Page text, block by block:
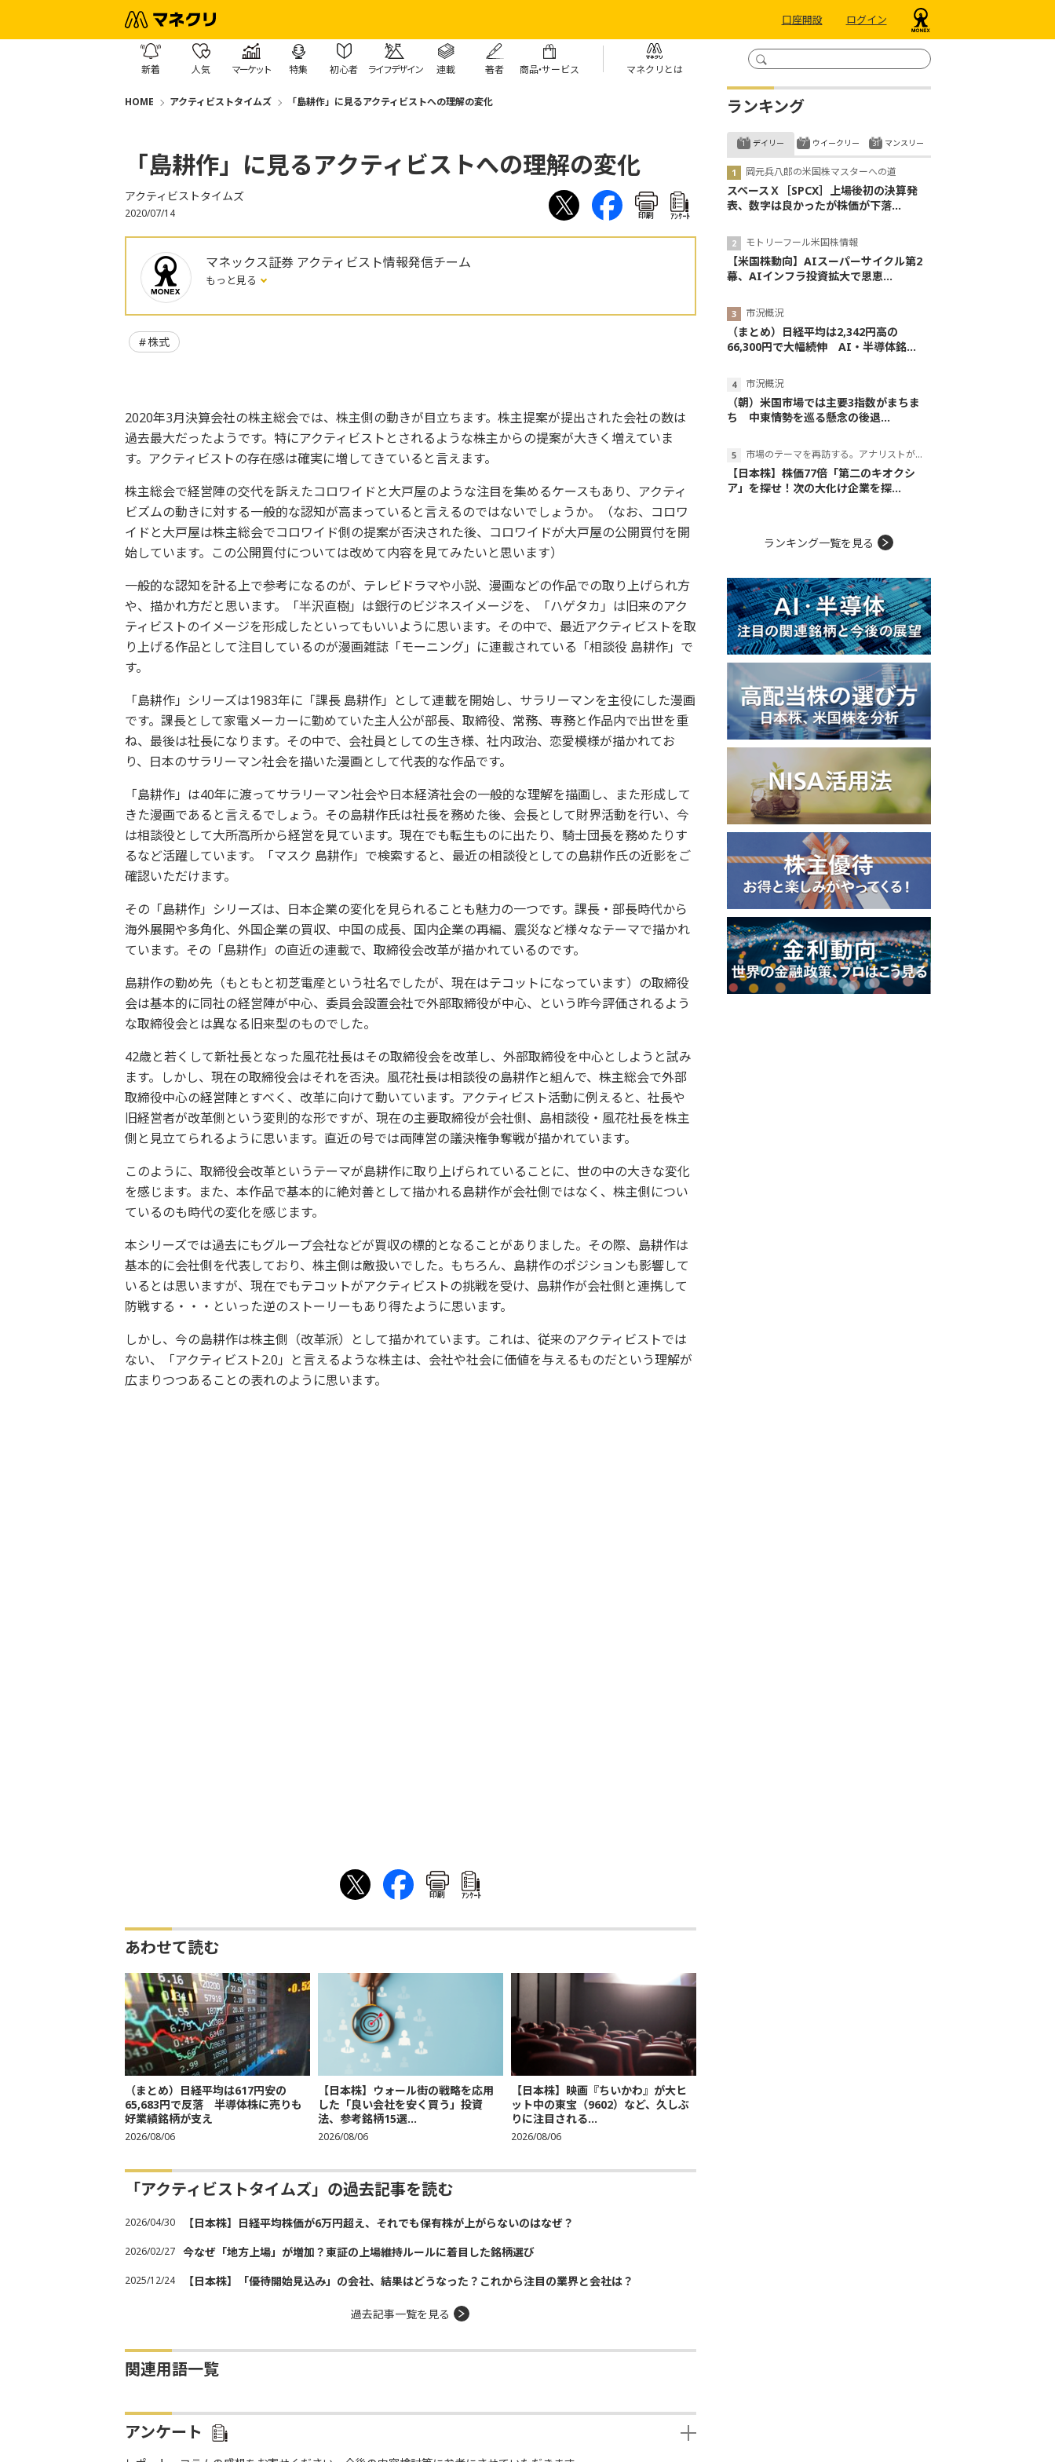
口座開設 ログイン
新着 人気 マーケット 特集 初心者 ライフデザイン 連載 著者 商品・サービス マネクリとは
HOME アクティビストタイムズ 「島耕作」に見るアクティビストへの理解の変化
「島耕作」に見るアクティビストへの理解の変化
アクティビストタイムズ
2020/07/14 印刷 ｱﾝｹｰﾄ
マネックス証券 アクティビスト情報発信チーム
もっと見る
株式
2020年3月決算会社の株主総会では、株主側の動きが目立ちます。株主提案が提出された会社の数は
過去最大だったようです。特にアクティビストとされるような株主からの提案が大きく増えていま
す。アクティビストの存在感は確実に増してきていると言えます。
株主総会で経営陣の交代を訴えたコロワイドと大戸屋のような注目を集めるケースもあり、アクティ
ビズムの動きに対する一般的な認知が高まっていると言えるのではないでしょうか。（なお、コロワ
イドと大戸屋は株主総会でコロワイド側の提案が否決された後、コロワイドが大戸屋の公開買付を開
始しています。この公開買付については改めて内容を見てみたいと思います）
一般的な認知を計る上で参考になるのが、テレビドラマや小説、漫画などの作品での取り上げられ方
や、描かれ方だと思います。「半沢直樹」は銀行のビジネスイメージを、「ハゲタカ」は旧来のアク
ティビストのイメージを形成したといってもいいように思います。その中で、最近アクティビストを取
り上げる作品として注目しているのが漫画雑誌「モーニング」に連載されている「相談役 島耕作」で
す。
「島耕作」シリーズは1983年に「課長 島耕作」として連載を開始し、サラリーマンを主役にした漫画
です。課長として家電メーカーに勤めていた主人公が部長、取締役、常務、専務と作品内で出世を重
ね、最後は社長になります。その中で、会社員としての生き様、社内政治、恋愛模様が描かれてお
り、日本のサラリーマン社会を描いた漫画として代表的な作品です。
「島耕作」は40年に渡ってサラリーマン社会や日本経済社会の一般的な理解を描画し、また形成して
きた漫画であると言えるでしょう。その島耕作氏は社長を務めた後、会長として財界活動を行い、今
は相談役として大所高所から経営を見ています。現在でも転生ものに出たり、騎士団長を務めたりす
るなど活躍しています。「マスク 島耕作」で検索すると、最近の相談役としての島耕作氏の近影をご
確認いただけます。
その「島耕作」シリーズは、日本企業の変化を見られることも魅力の一つです。課長・部長時代から
海外展開や多角化、外国企業の買収、中国の成長、国内企業の再編、震災など様々なテーマで描かれ
ています。その「島耕作」の直近の連載で、取締役会改革が描かれているのです。
島耕作の勤め先（もともと初芝電産という社名でしたが、現在はテコットになっています）の取締役
会は基本的に同社の経営陣が中心、委員会設置会社で外部取締役が中心、という昨今評価されるよう
な取締役会とは異なる旧来型のものでした。
42歳と若くして新社長となった風花社長はその取締役会を改革し、外部取締役を中心としようと試み
ます。しかし、現在の取締役会はそれを否決。風花社長は相談役の島耕作と組んで、株主総会で外部
取締役中心の経営陣とすべく、改革に向けて動いています。アクティビスト活動に例えると、社長や
旧経営者が改革側という変則的な形ですが、現在の主要取締役が会社側、島相談役・風花社長を株主
側と見立てられるように思います。直近の号では両陣営の議決権争奪戦が描かれています。
このように、取締役会改革というテーマが島耕作に取り上げられていることに、世の中の大きな変化
を感じます。また、本作品で基本的に絶対善として描かれる島耕作が会社側ではなく、株主側につい
ているのも時代の変化を感じます。
本シリーズでは過去にもグループ会社などが買収の標的となることがありました。その際、島耕作は
基本的に会社側を代表しており、株主側は敵扱いでした。もちろん、島耕作のポジションも影響して
いるとは思いますが、現在でもテコットがアクティビストの挑戦を受け、島耕作が会社側と連携して
防戦する・・・といった逆のストーリーもあり得たように思います。
しかし、今の島耕作は株主側（改革派）として描かれています。これは、従来のアクティビストでは
ない、「アクティビスト2.0」と言えるような株主は、会社や社会に価値を与えるものだという理解が
広まりつつあることの表れのように思います。
印刷 ｱﾝｹｰﾄ
あわせて読む
（まとめ）日経平均は617円安の
65,683円で反落 半導体株に売りも
好業績銘柄が支え
2026/08/06
【日本株】ウォール街の戦略を応用
した「良い会社を安く買う」投資
法、参考銘柄15選...
2026/08/06
【日本株】映画『ちいかわ』が大ヒ
ット中の東宝（9602）など、久しぶ
りに注目される...
2026/08/06
「アクティビストタイムズ」の過去記事を読む
2026/04/30 【日本株】日経平均株価が6万円超え、それでも保有株が上がらないのはなぜ？
2026/02/27 今なぜ「地方上場」が増加？東証の上場維持ルールに着目した銘柄選び
2025/12/24 【日本株】「優待開始見込み」の会社、結果はどうなった？これから注目の業界と会社は？
過去記事一覧を見る
関連用語一覧
アンケート
ランキング
デイリー
岡元兵八郎の米国株マスターへの道
スペースＸ［SPCX］上場後初の決算発
表、数字は良かったが株価が下落...
モトリーフール米国株情報
【米国株動向】AIスーパーサイクル第2
幕、AIインフラ投資拡大で恩恵...
市況概況
（まとめ）日経平均は2,342円高の
66,300円で大幅続伸 AI・半導体銘...
市況概況
（朝）米国市場では主要3指数がまちま
ち 中東情勢を巡る懸念の後退...
市場のテーマを再訪する。アナリストが読み解くテーマの本質
【日本株】株価77倍「第二のキオクシ
ア」を探せ！次の大化け企業を探...
ウイークリー マンスリー
ランキング一覧を見る